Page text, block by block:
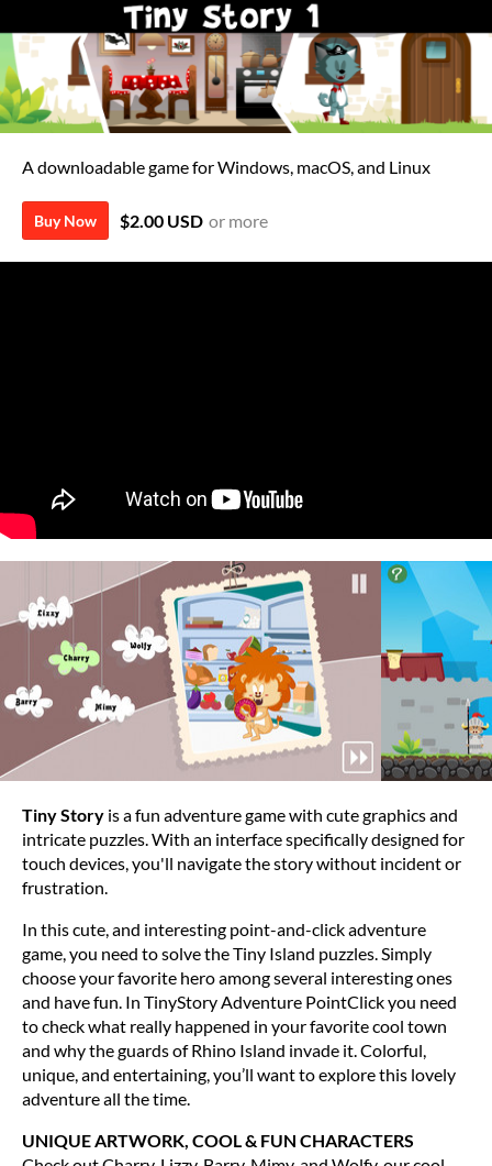
A downloadable game for Windows, macOS, and Linux
Buy Now $2.00 USD or more
Tiny Story is a fun adventure game with cute graphics and
intricate puzzles. With an interface specifically designed for
touch devices, you'll navigate the story without incident or
frustration.
In this cute, and interesting point-and-click adventure
game, you need to solve the Tiny Island puzzles. Simply
choose your favorite hero among several interesting ones
and have fun. In TinyStory Adventure PointClick you need
to check what really happened in your favorite cool town
and why the guards of Rhino Island invade it. Colorful,
unique, and entertaining, you’ll want to explore this lovely
adventure all the time.
UNIQUE ARTWORK, COOL & FUN CHARACTERS